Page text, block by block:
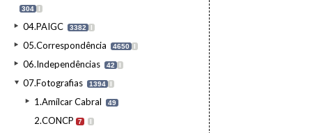
304 I
04.PAIGC 3382 I
05.Correspondência 4650 I
06.Independências 42 I
07.Fotografias 1394 I
1.Amílcar Cabral 49
2.CONCP 7 I